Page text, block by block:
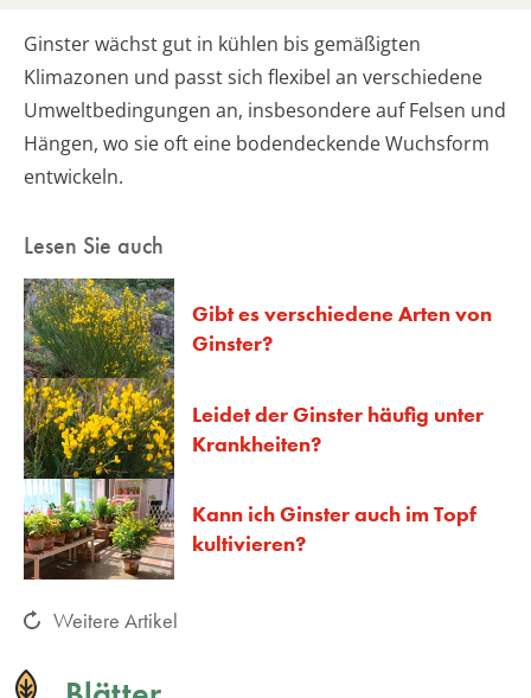
Ginster wächst gut in kühlen bis gemäßigten
Klimazonen und passt sich flexibel an verschiedene
Umweltbedingungen an, insbesondere auf Felsen und
Hängen, wo sie oft eine bodendeckende Wuchsform
entwickeln.
Lesen Sie auch
Gibt es verschiedene Arten von
Ginster?
Leidet der Ginster häufig unter
Krankheiten?
Kann ich Ginster auch im Topf
kultivieren?
Weitere Artikel